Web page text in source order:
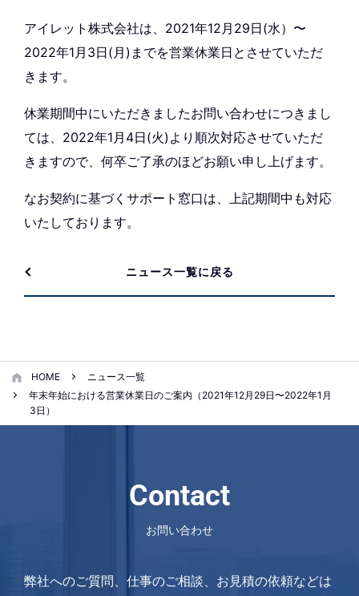
アイレット株式会社は、2021年12月29日(水）〜
2022年1月3日(月)までを営業休業日とさせていただ
きます。
休業期間中にいただきましたお問い合わせにつきまし
ては、2022年1月4日(火)より順次対応させていただ
きますので、何卒ご了承のほどお願い申し上げます。
なお契約に基づくサポート窓口は、上記期間中も対応
いたしております。
ニュース一覧に戻る
HOME
ニュース一覧
年末年始における営業休業日のご案内（2021年12月29日〜2022年1月
3日）
Contact
お問い合わせ
弊社へのご質問、仕事のご相談、お見積の依頼などは